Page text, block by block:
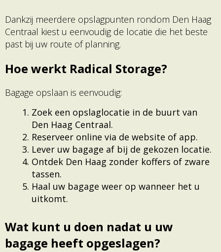
Dankzij meerdere opslagpunten rondom Den Haag
Centraal kiest u eenvoudig de locatie die het beste
past bij uw route of planning.
Hoe werkt Radical Storage?
Bagage opslaan is eenvoudig:
Zoek een opslaglocatie in de buurt van
Den Haag Centraal.
Reserveer online via de website of app.
Lever uw bagage af bij de gekozen locatie.
Ontdek Den Haag zonder koffers of zware
tassen.
Haal uw bagage weer op wanneer het u
uitkomt.
Wat kunt u doen nadat u uw
bagage heeft opgeslagen?